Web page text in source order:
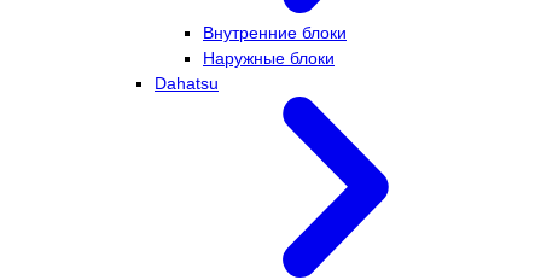
Внутренние блоки
Наружные блоки
Dahatsu